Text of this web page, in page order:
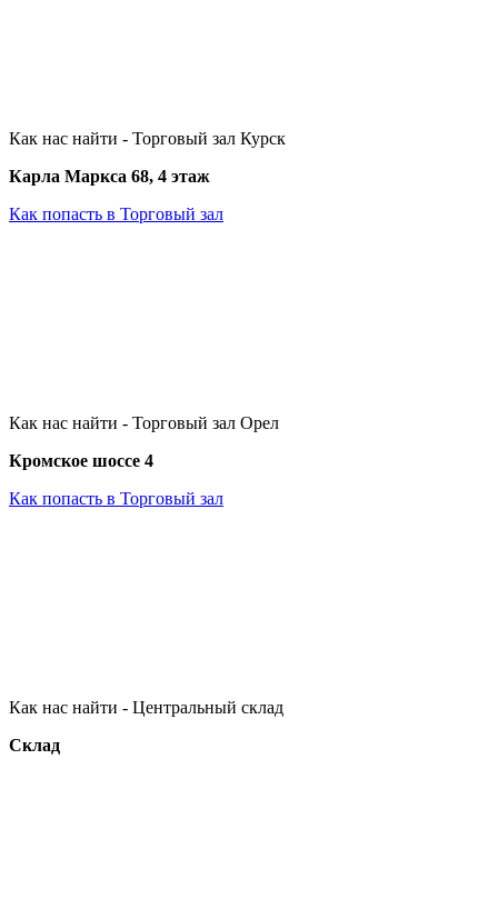
Как нас найти - Торговый зал Курск
Карла Маркса 68, 4 этаж
Как попасть в Торговый зал
Как нас найти - Торговый зал Орел
Кромское шоссе 4
Как попасть в Торговый зал
Как нас найти - Центральный склад
Склад